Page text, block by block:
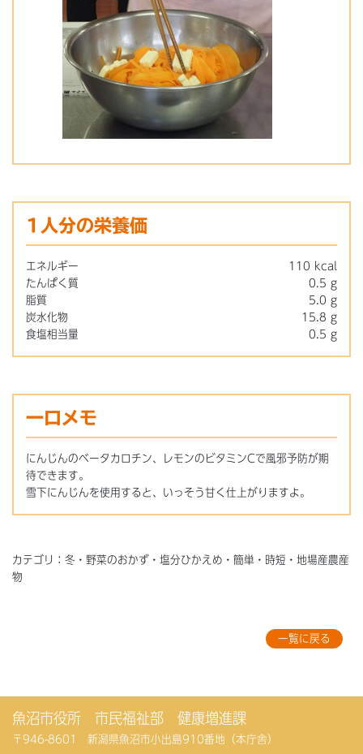
1人分の栄養価
エネルギー
110 kcal
たんぱく質
0.5 g
脂質
5.0 g
炭水化物
15.8 g
食塩相当量
0.5 g
一口メモ
にんじんのベータカロチン、レモンのビタミンCで風邪予防が期
待できます。
雪下にんじんを使用すると、いっそう甘く仕上がりますよ。
カテゴリ：冬・野菜のおかず・塩分ひかえめ・簡単・時短・地場産農産
物
一覧に戻る
魚沼市役所 市民福祉部 健康増進課
〒946-8601 新潟県魚沼市小出島910番地（本庁舎）